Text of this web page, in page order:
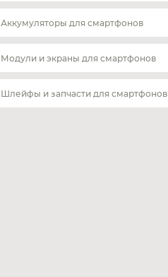
Аккумуляторы для смартфонов
Модули и экраны для смартфонов
Шлейфы и запчасти для смартфонов